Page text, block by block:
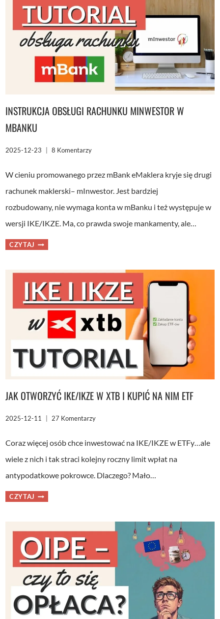
PORTFELU.
WYNIKI
+
PLANY
NA
2026
[FFP29]
INSTRUKCJA OBSŁUGI RACHUNKU MINWESTOR W
MBANKU
2025-12-23 8 Komentarzy
W cieniu promowanego przez mBank eMaklera kryje się drugi
rachunek maklerski– mInwestor. Jest bardziej
rozbudowany, nie wymaga konta w mBanku i też występuje w
wersji IKE/IKZE. Ma, co prawda swoje mankamenty, ale…
CZYTAJ INSTRUKCJA
OBSŁUGI
JAK OTWORZYĆ IKE/IKZE W XTB I KUPIĆ NA NIM ETF
2025-12-11 27 Komentarzy
Coraz więcej osób chce inwestować na IKE/IKZE w ETFy…ale
wiele z nich i tak straci kolejny roczny limit wpłat na
antypodatkowe pokrowce. Dlaczego? Mało…
CZYTAJ JAK
OTWORZYĆ
KUPIĆ
NA
NIM
ETF